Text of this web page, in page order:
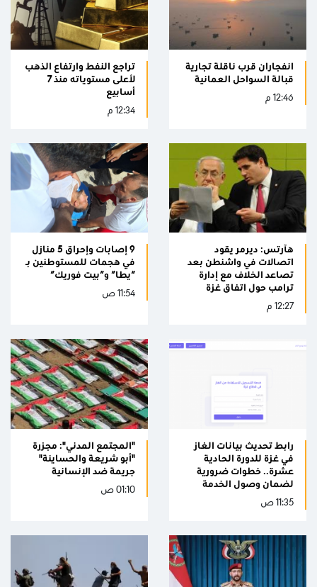
انفجاران قرب ناقلة تجارية
قبالة السواحل العمانية
12:46 م
تراجع النفط وارتفاع الذهب
لأعلى مستوياته منذ 7
أسابيع
12:34 م
هآرتس: ديرمر يقود
اتصالات في واشنطن بعد
تصاعد الخلاف مع إدارة
ترامب حول اتفاق غزة
12:27 م
9 إصابات وإحراق 5 منازل
في هجمات للمستوطنين بـ
“يطا” و”بيت فوريك”
11:54 ص
رابط تحديث بيانات الغاز
في غزة للدورة الحادية
عشرة.. خطوات ضرورية
لضمان وصول الخدمة
11:35 ص
"المجتمع المدني": مجزرة
"أبو شريعة والحساينة"
جريمة ضد الإنسانية
01:10 ص